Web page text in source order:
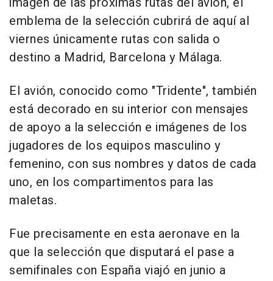
emblema de la selección cubrirá de aquí al
viernes únicamente rutas con salida o
destino a Madrid, Barcelona y Málaga.
El avión, conocido como "Tridente", también
está decorado en su interior con mensajes
de apoyo a la selección e imágenes de los
jugadores de los equipos masculino y
femenino, con sus nombres y datos de cada
uno, en los compartimentos para las
maletas.
Fue precisamente en esta aeronave en la
que la selección que disputará el pase a
semifinales con España viajó en junio a